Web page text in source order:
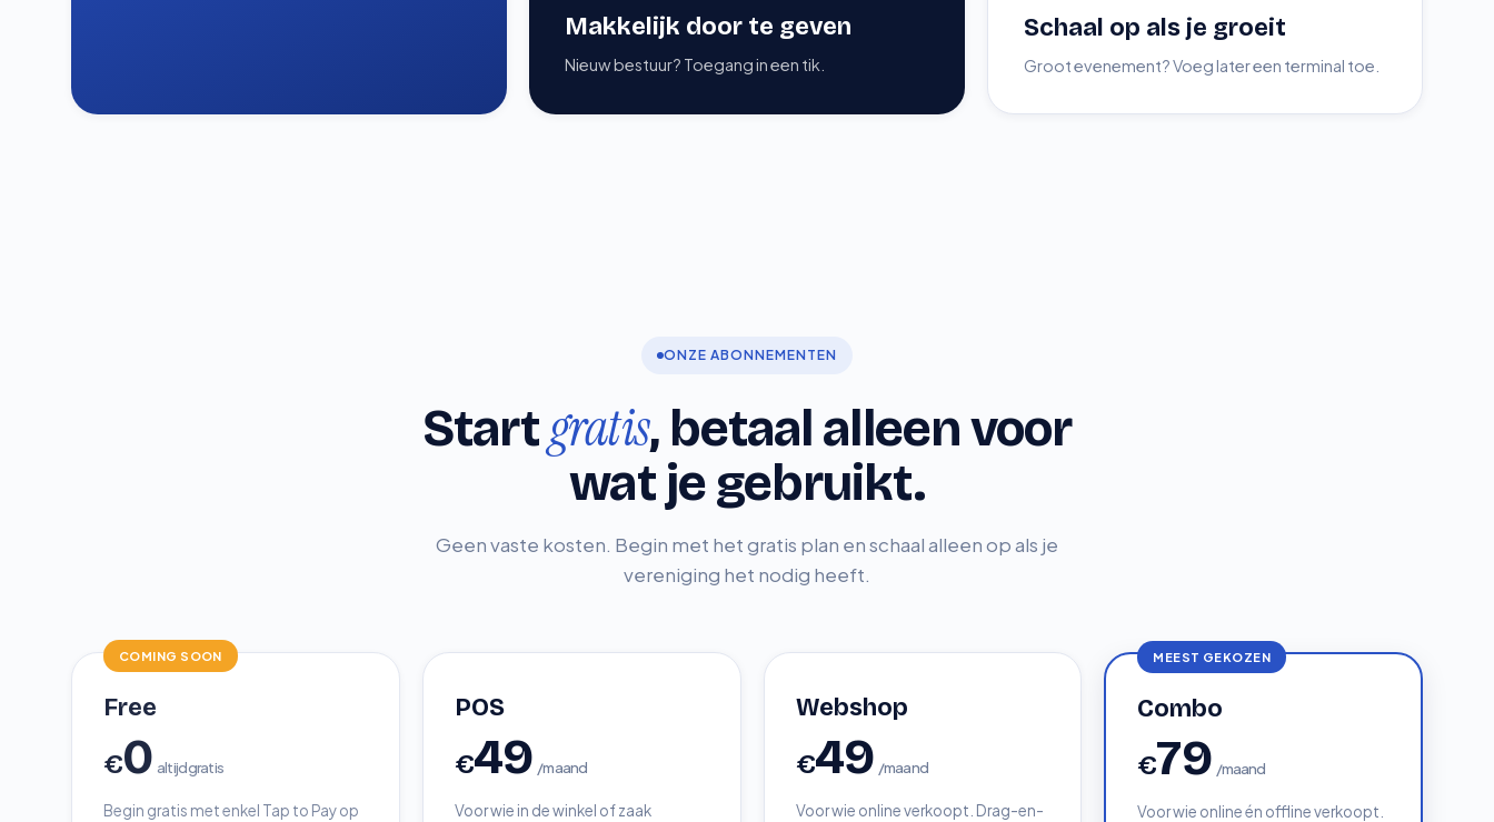
Makkelijk door te geven
Nieuw bestuur? Toegang in een tik.
Schaal op als je groeit
Groot evenement? Voeg later een terminal toe.
ONZE ABONNEMENTEN
Startgratis, betaal alleen voor
wat je gebruikt.
Geen vaste kosten. Begin met het gratis plan en schaal alleen op als je
vereniging het nodig heeft.
COMING SOON
Free
€0 altijd gratis
Begin gratis met enkel Tap to Pay op
POS
€49 /maand
Voor wie in de winkel of zaak
Webshop
€49 /maand
Voor wie online verkoopt. Drag-en-
MEEST GEKOZEN
Combo
€79 /maand
Voor wie online én offline verkoopt.